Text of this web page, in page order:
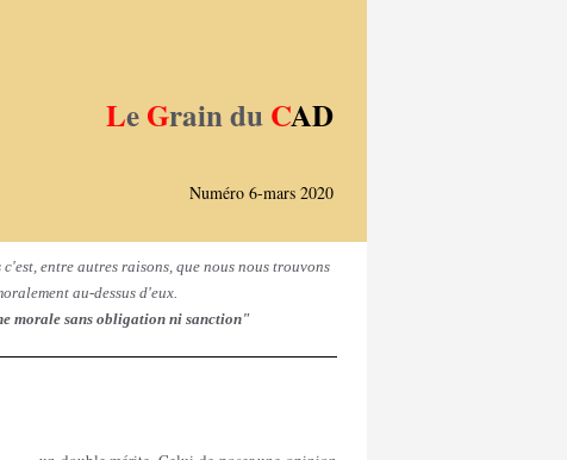
LeGrain duCAD
Numéro 6-mars 2020
entre autres raisons, que nous nous trouvons
au-dessus d'eux.
morale sans obligation ni sanction"